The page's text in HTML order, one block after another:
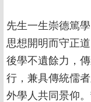
先生一生崇德篤
思想開明而守正
後學不遺餘力，
行，兼具傳統儒
外學人共同景仰